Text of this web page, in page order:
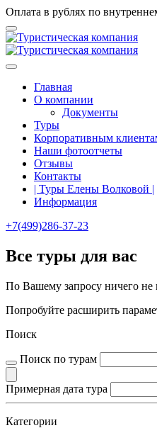
Оплата в рублях по
Главная
О компании
Документы
Туры
Корпоративным
Наши фотоотчеты
Отзывы
Контакты
| Туры Елены Волковой |
Информация
+7(499)286-37-23
Все туры для вас
По Вашему запросу ничего не
Попробуйте расширить
Поиск
Поиск по турам
Примерная дата тура
Категории